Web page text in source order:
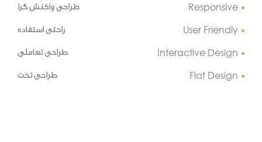
Responsive طراحی واکنش گرا
User Friendly راحتی استفاده
Interactive Design طراحی تعاملی
Flat Design طراحی تخت